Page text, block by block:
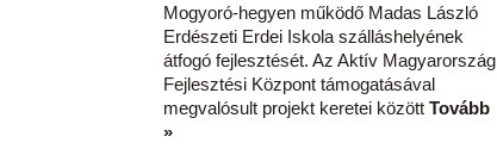
Mogyoró-hegyen működő Madas László
Erdészeti Erdei Iskola szálláshelyének
átfogó fejlesztését. Az Aktív Magyarország
Fejlesztési Központ támogatásával
megvalósult projekt keretei között Tovább
»